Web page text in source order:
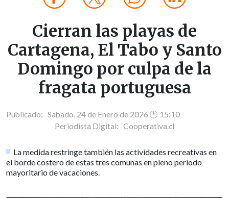
Cierran las playas de
Cartagena, El Tabo y Santo
Domingo por culpa de la
fragata portuguesa
Publicado: Sabado, 24 de Enero de 2026 🕐 15:10
Periodista Digital: Cooperativa.cl
La medida restringe también las actividades recreativas en
el borde costero de estas tres comunas en pleno periodo
mayoritario de vacaciones.